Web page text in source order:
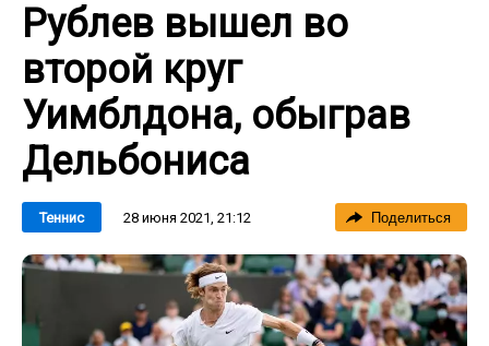
Рублев вышел во
второй круг
Уимблдона, обыграв
Дельбониса
Теннис 28 июня 2021, 21:12 Поделиться